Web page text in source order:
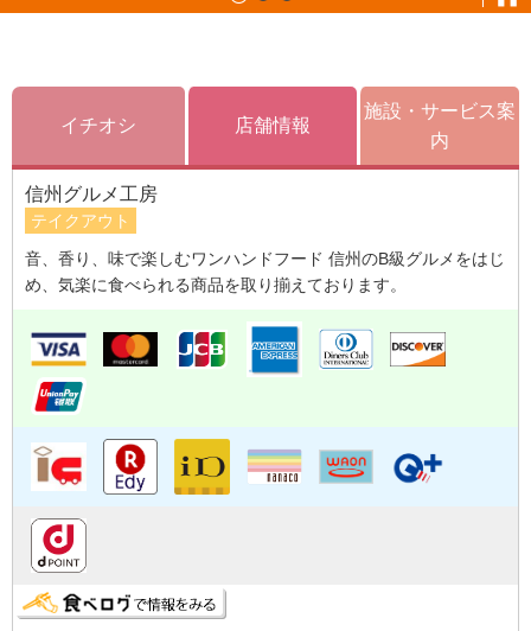
イチオシ 店舗情報
施設・サービス案
内
信州グルメ工房
テイクアウト
音、香り、味で楽しむワンハンドフード 信州のB級グルメをはじ
め、気楽に食べられる商品を取り揃えております。